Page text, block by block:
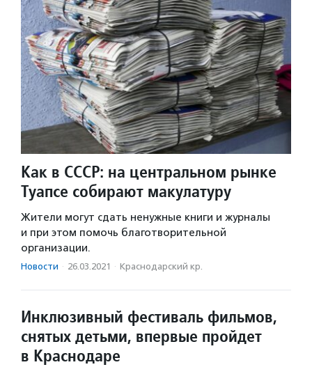
Как в СССР: на центральном рынке
Туапсе собирают макулатуру
Жители могут сдать ненужные книги и журналы
и при этом помочь благотворительной
организации.
Новости · 26.03.2021 · Краснодарский кр.
Инклюзивный фестиваль фильмов,
снятых детьми, впервые пройдет
в Краснодаре